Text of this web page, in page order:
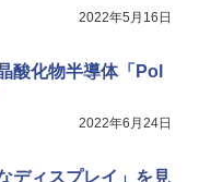
2022年5月16日
酸化物半導体「Pol
2022年6月24日
ディスプレイ」を見